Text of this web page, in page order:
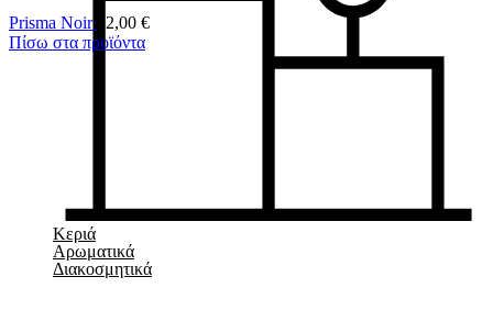
Κεριά
Αρωματικά
Διακοσμητικά
Prisma Noir 12,00 €
Πίσω στα προϊόντα